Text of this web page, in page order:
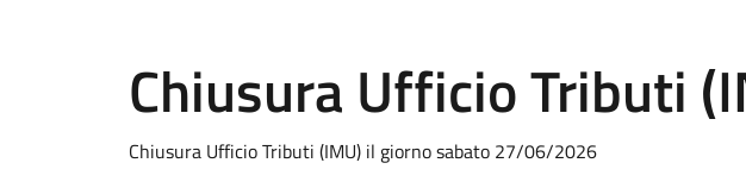
Chiusura Ufficio Tributi
Chiusura Ufficio Tributi (IMU) il giorno sabato 27/06/2026